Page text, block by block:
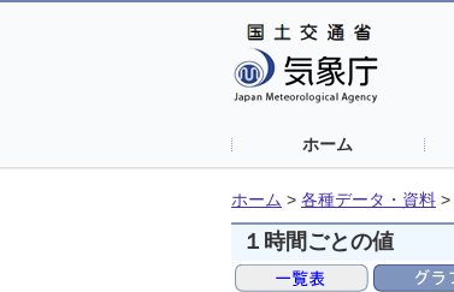
ホーム
ホーム > 各種データ・資料 >
１時間ごとの値